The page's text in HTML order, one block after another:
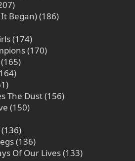
Began) (186)
(174)
(170)
The Dust (156)
(150)
(136)
Of Our Lives (133)